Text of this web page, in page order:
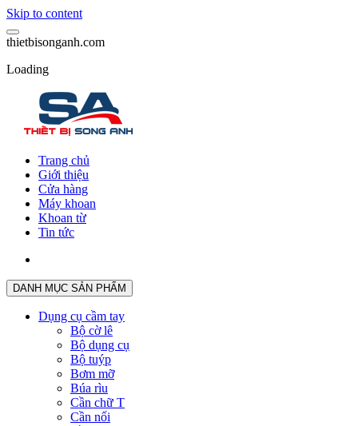
Skip to content
thietbisonganh.com
Loading
Trang chủ
Giới thiệu
Cửa hàng
Máy khoan
Khoan từ
Tin tức
DANH MỤC SẢN PHẨM
Dụng cụ cầm tay
Bộ cờ lê
Bộ dụng cụ
Bộ tuýp
Bơm mỡ
Búa rìu
Cần chữ T
Cần nối